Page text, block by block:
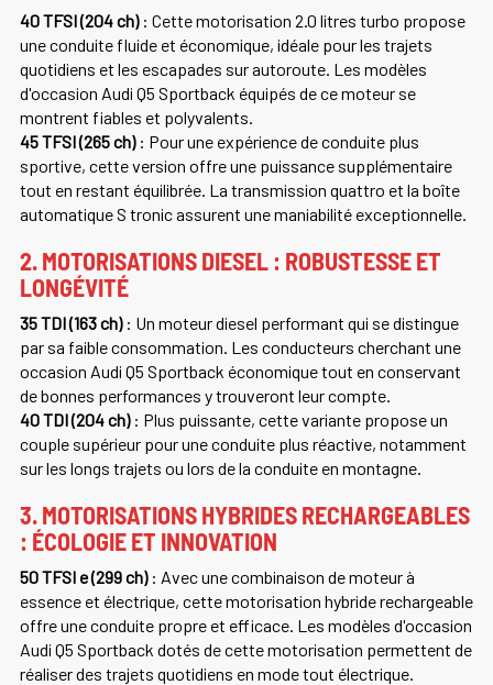
40 TFSI (204 ch): Cette motorisation 2.0 litres turbo propose
une conduite fluide et économique, idéale pour les trajets
quotidiens et les escapades sur autoroute. Les modèles
d'occasion Audi Q5 Sportback équipés de ce moteur se
montrent fiables et polyvalents.
45 TFSI (265 ch): Pour une expérience de conduite plus
sportive, cette version offre une puissance supplémentaire
tout en restant équilibrée. La transmission quattro et la boîte
automatique S tronic assurent une maniabilité exceptionnelle.
2. MOTORISATIONS DIESEL : ROBUSTESSE ET
LONGÉVITÉ
35 TDI (163 ch): Un moteur diesel performant qui se distingue
par sa faible consommation. Les conducteurs cherchant une
occasion Audi Q5 Sportback économique tout en conservant
de bonnes performances y trouveront leur compte.
40 TDI (204 ch): Plus puissante, cette variante propose un
couple supérieur pour une conduite plus réactive, notamment
sur les longs trajets ou lors de la conduite en montagne.
3. MOTORISATIONS HYBRIDES RECHARGEABLES
: ÉCOLOGIE ET INNOVATION
50 TFSI e (299 ch): Avec une combinaison de moteur à
essence et électrique, cette motorisation hybride rechargeable
offre une conduite propre et efficace. Les modèles d'occasion
Audi Q5 Sportback dotés de cette motorisation permettent de
réaliser des trajets quotidiens en mode tout électrique.